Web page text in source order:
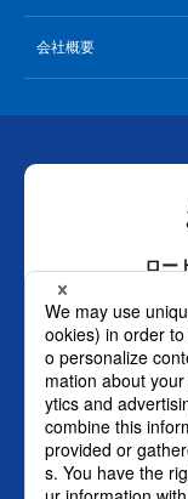
会社概要
ロー
月～
おか